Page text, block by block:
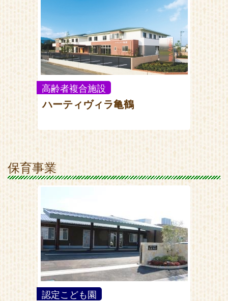
高齢者複合施設
ハーティヴィラ亀鶴
保育事業
認定こども園